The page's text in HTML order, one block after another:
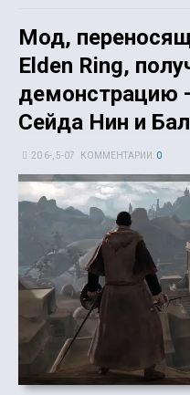
Мод,
Elden Ring,
демонстрацию
Сейда Нин и
20 6-, 5-07 КОММЕНТАРИИ: 0